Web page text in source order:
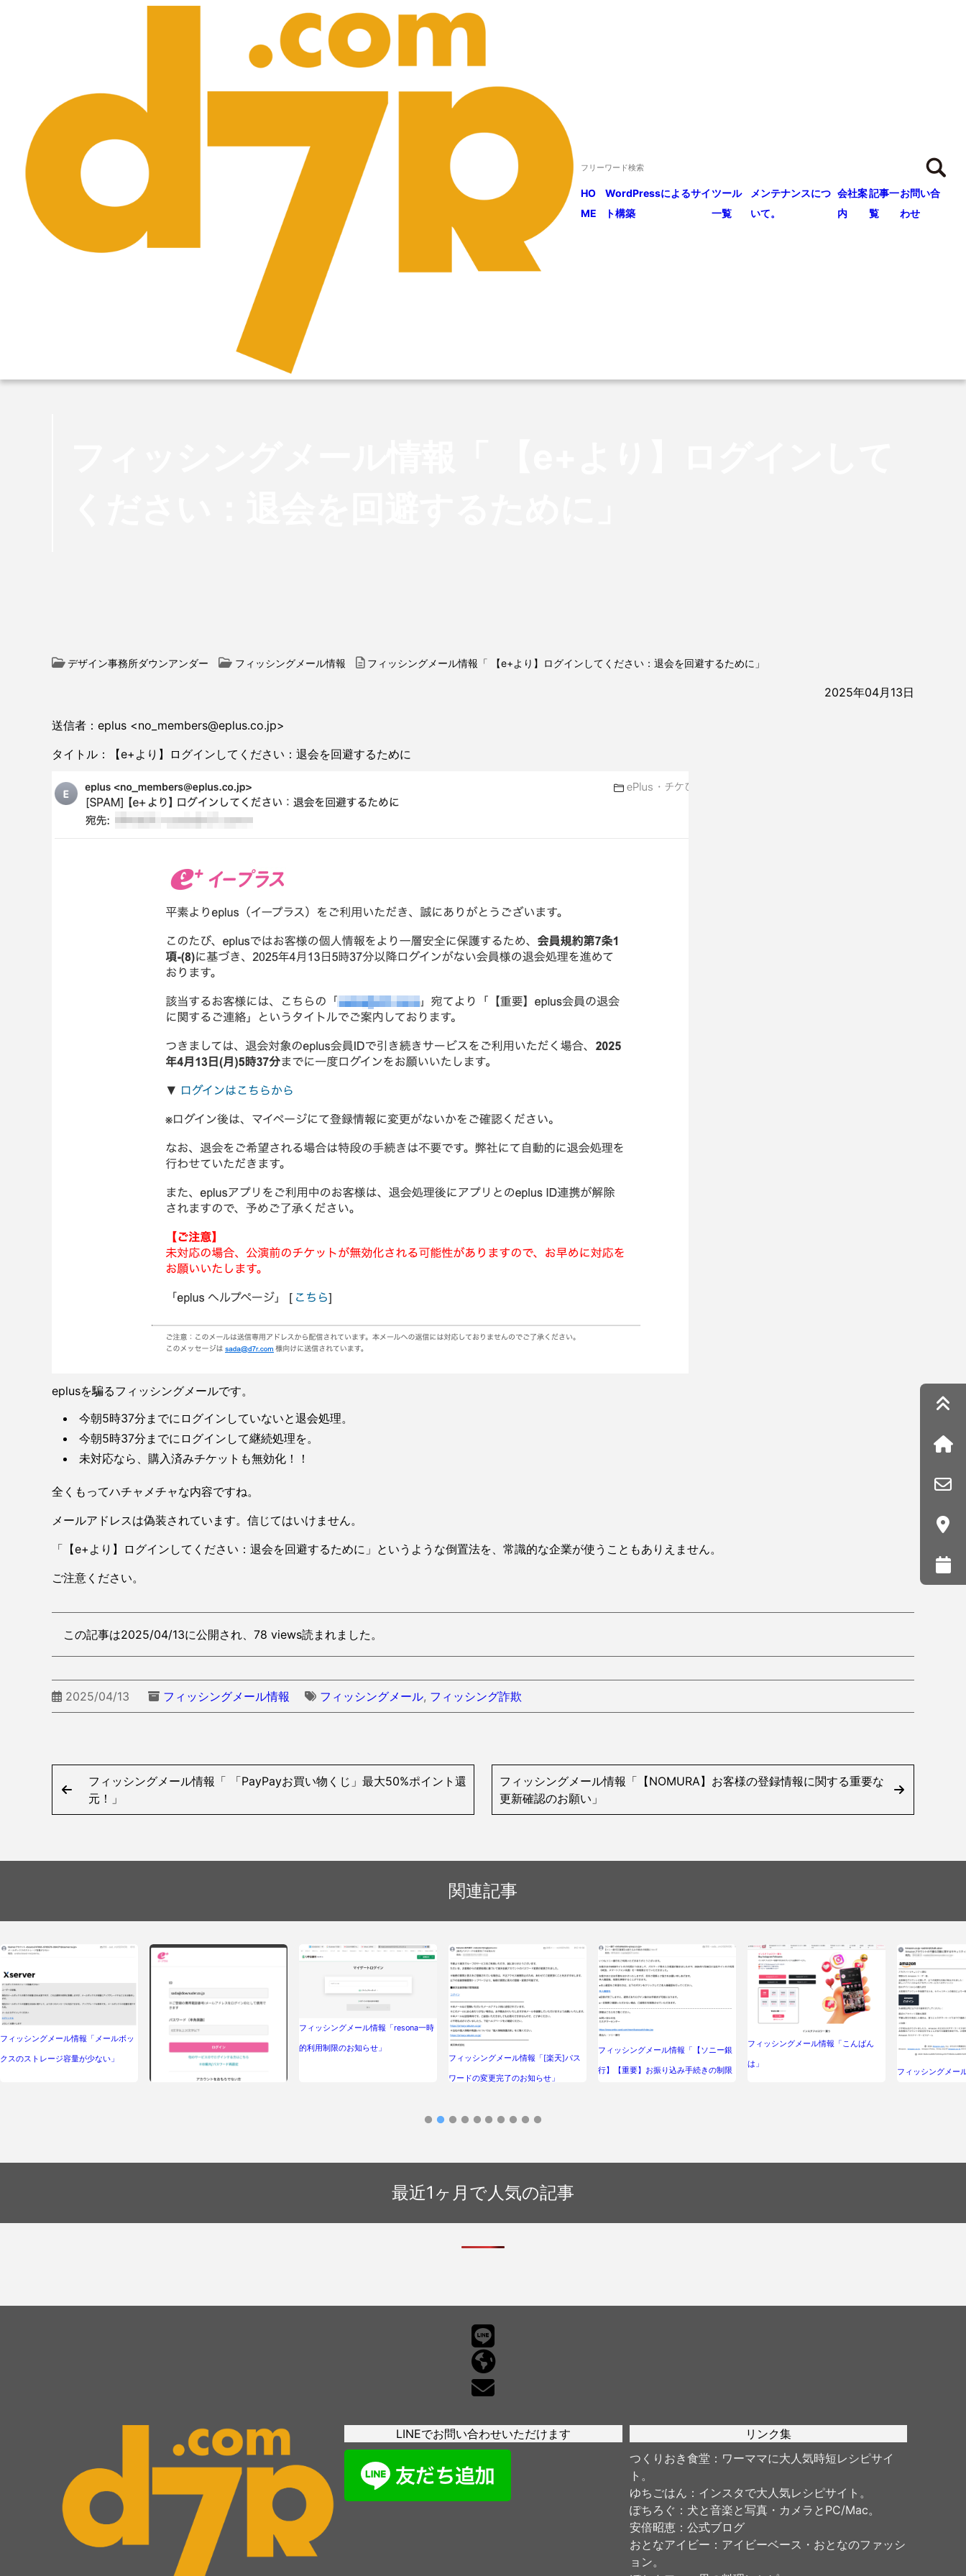
HO
ME
WordPressによるサイ
ト構築
ツール
一覧
メンテナンスにつ
いて。
会社案
内
記事一
覧
お問い合
わせ
デザイン事務所ダウンアンダー フィッシングメール情報 フィッシングメール情報「 【e+より】ログインしてください：退会を回避するために」
2025年04月13日
送信者：eplus <no_members@eplus.co.jp>
タイトル：【e+より】ログインしてください：退会を回避するために
eplusを騙るフィッシングメールです。
今朝5時37分までにログインしていないと退会処理。
今朝5時37分までにログインして継続処理を。
未対応なら、購入済みチケットも無効化！！
全くもってハチャメチャな内容ですね。
メールアドレスは偽装されています。信じてはいけません。
「【e+より】ログインしてください：退会を回避するために」というような倒置法を、常識的な企業が使うこともありえません。
ご注意ください。
この記事は2025/04/13に公開され、78 views読まれました。
2025/04/13 フィッシングメール情報 フィッシングメール, フィッシング詐欺
フィッシングメール情報「 「PayPayお買い物くじ」最大50%ポイント還
元！」
フィッシングメール情報「【NOMURA】お客様の登録情報に関する重要な
更新確認のお願い」
関連記事
フィッシングメール情報「メールボッ
クスのストレージ容量が少ない」
フィッシングメール情報「resona一時
的利用制限のお知らせ」
フィッシングメール情報「[楽天]パス
ワードの変更完了のお知らせ」
フィッシングメール情報「【ソニー銀
行】【重要】お振り込み手続きの制限
フィッシングメール情報「こんばん
は」
フィッシングメー
最近1ヶ月で人気の記事
LINEでお問い合わせいただけます
リンク集
つくりおき食堂 ：ワーママに大人気時短レシピサイ
ト。
ゆちごはん ：インスタで大人気レシピサイト。
ぽちろぐ ：犬と音楽と写真・カメラとPC/Mac。
安倍昭恵：公式ブログ
おとなアイビー ：アイビーベース・おとなのファッシ
ョン。